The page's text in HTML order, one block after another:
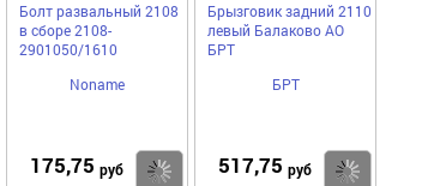
Болт развальный 2108
в сборе 2108-
2901050/1610
Noname
175,75 руб Купить
Брызговик задний 2110
левый Балаково АО
БРТ
БРТ
517,75 руб